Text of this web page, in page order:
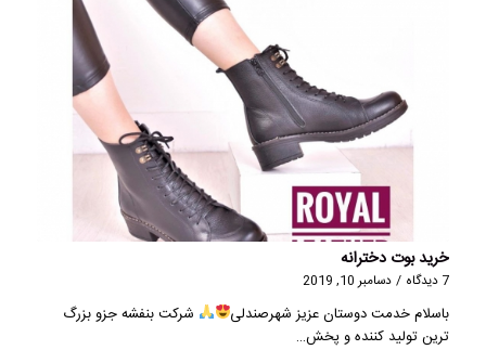
خرید بوت دخترانه
7 دیدگاه / دسامبر 10, 2019
باسلام خدمت دوستان عزیز شهرصندلی
شرکت بنفشه جزو بزرگ
ترین تولید کننده و پخش…